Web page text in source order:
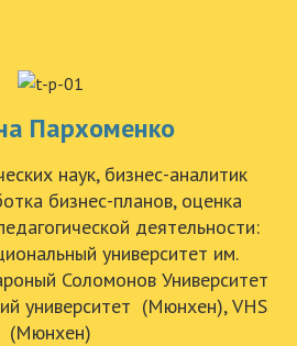
Пархоменко
наук, бизнес-аналитик
бизнес-планов, оценка
деятельности:
университет им.
Соломонов Университет
университет (Мюнхен), VHS
(Мюнхен)